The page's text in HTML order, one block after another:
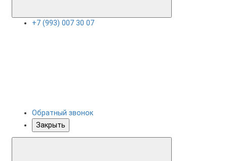
+7 (993) 007 30 07
Обратный звонок
Закрыть